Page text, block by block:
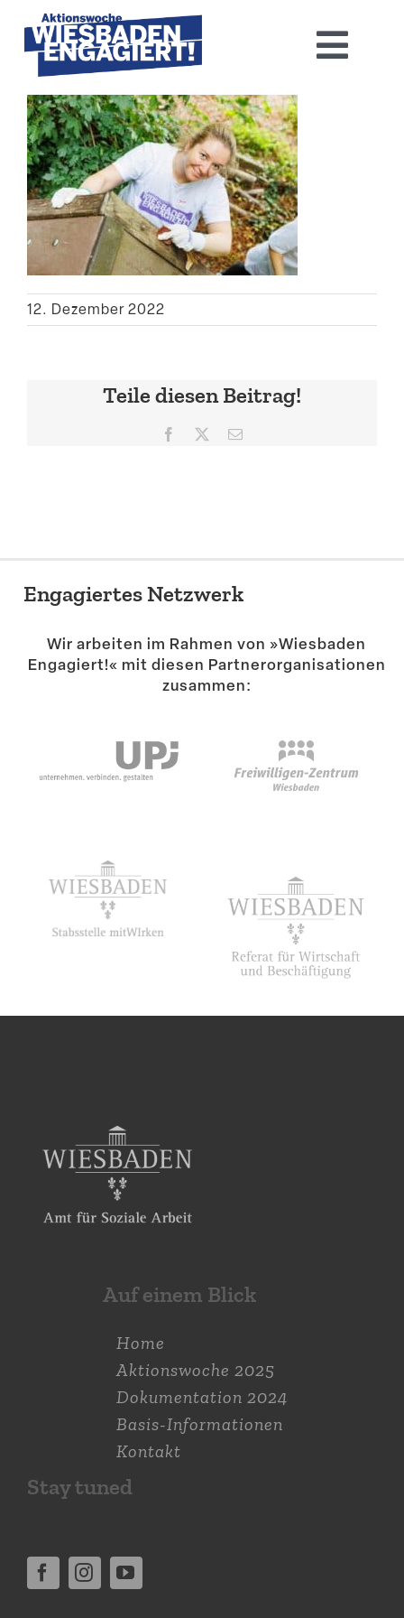
content
Home
Aktions­woche 2026
Basis-Infos
Dokumen­tation 2025
Aktuelles
Suche
12. Dezember 2022
Teile diesen Beitrag!
Facebook E-
Engagiertes Netzwerk
Wir arbeiten im Rahmen von »Wiesbaden
Engagiert!« mit diesen Partner­or­ga­ni­sa­tionen
zusammen:
Auf einem Blick
Home
Aktions­woche 2025
Dokumen­tation 2024
Basis-Informationen
Kontakt
Stay tuned